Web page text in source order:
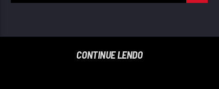
CONTINUE LENDO